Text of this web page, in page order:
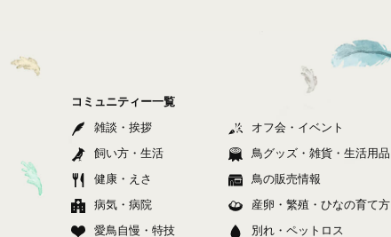
コミュニティー一覧
雑談・挨拶
飼い方・生活
健康・えさ
病気・病院
愛鳥自慢・特技
オフ会・イベント
鳥グッズ・雑貨・生活用品
鳥の販売情報
産卵・繁殖・ひなの育て方
別れ・ペットロス